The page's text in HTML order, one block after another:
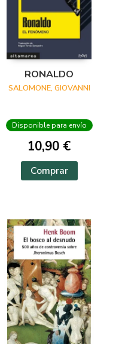
RONALDO
SALOMONE, GIOVANNI
Disponible para envío
10,90 €
Comprar